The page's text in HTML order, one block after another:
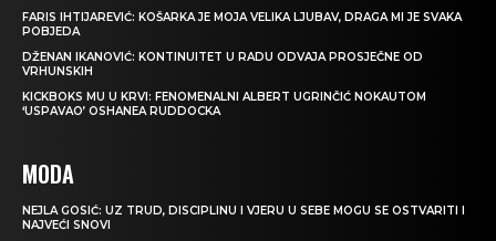
FARIS IHTIJAREVIĆ: KOŠARKA JE MOJA VELIKA LJUBAV, DRAGA MI JE SVAKA
POBJEDA
DŽENAN IKANOVIĆ: KONTINUITET U RADU ODVAJA PROSJEČNE OD
VRHUNSKIH
KICKBOKS MU U KRVI: FENOMENALNI ALBERT UGRINČIĆ NOKAUTOM
‘USPAVAO’ OSHANEA RUDDOCKA
MODA
NEJLA GOSIĆ: UZ TRUD, DISCIPLINU I VJERU U SEBE MOGU SE OSTVARITI I
NAJVEĆI SNOVI